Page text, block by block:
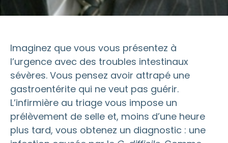
Imaginez que vous vous présentez à
l’urgence avec des troubles intestinaux
sévères. Vous pensez avoir attrapé une
gastroentérite qui ne veut pas guérir.
L’infirmière au triage vous impose un
prélèvement de selle et, moins d’une heure
plus tard, vous obtenez un diagnostic : une